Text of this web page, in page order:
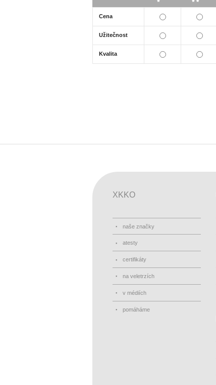
Cena
Užitečnost
Kvalita
XKKO
naše značky
atesty
certifikáty
na veletrzích
v médiích
pomáháme